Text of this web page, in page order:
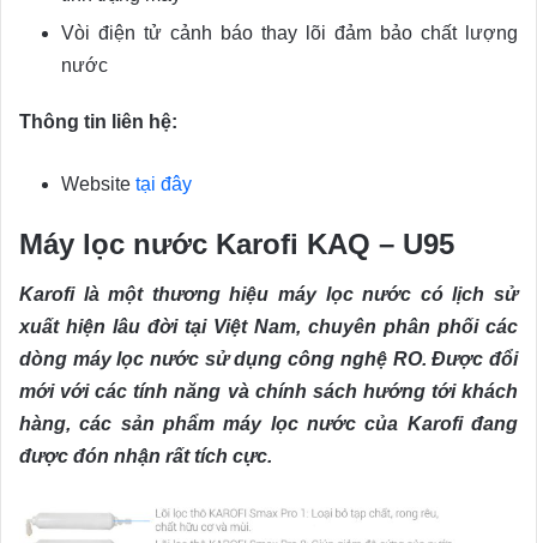
Vòi điện tử cảnh báo thay lõi đảm bảo chất lượng
nước
Thông tin liên hệ:
Website tại đây
Máy lọc nước Karofi KAQ – U95
Karofi là một thương hiệu máy lọc nước có lịch sử
xuất hiện lâu đời tại Việt Nam, chuyên phân phối các
dòng máy lọc nước sử dụng công nghệ RO. Được đổi
mới với các tính năng và chính sách hướng tới khách
hàng, các sản phẩm máy lọc nước của Karofi đang
được đón nhận rất tích cực.